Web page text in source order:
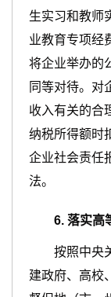
生实习和教师
业教育专项经
将企业举办的
同等对待。对
收入有关的合
纳税所得额时
企业社会责任
法。
6.落实高
按照中央
建政府、高校